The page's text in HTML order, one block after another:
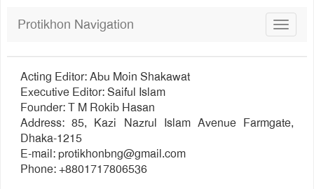
Toggle
Protikhon Navigation
Acting Editor: Abu Moin Shakawat
Executive Editor: Saiful Islam
Founder: T M Rokib Hasan
Address: 85, Kazi Nazrul Islam Avenue Farmgate,
Dhaka-1215
E-mail:protikhonbng@gmail.com
Phone: +8801717806536